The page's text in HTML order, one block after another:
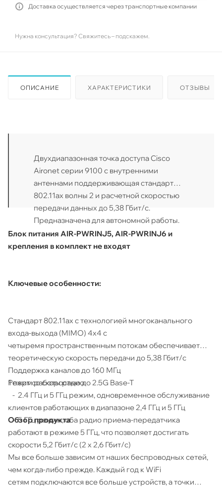
Доставка осуществляется через транспортные компании
Нужна консультация? Свяжитесь – подскажем.
ОПИСАНИЕ ХАРАКТЕРИСТИКИ ОТЗЫВЫ
Двухдиапазонная точка доступа Cisco
Aironet серии 9100 с внутренними
антеннами поддерживающая стандарт
802.11ax волны 2 и расчетной скоростью
передачи данных до 5,38 Гбит/с.
Предназначена для автономной работы.
Блок питания AIR-PWRINJ5, AIR-PWRINJ6 и
крепления в комплект не входят
Ключевые особенности:
Стандарт 802.11ax с технологией многоканального
входа-выхода (MIMO) 4x4 с
четыремя пространственным потокам обеспечивает
теоретическую скорость передачи до 5,38 Гбит/с
Поддержка каналов до 160 МГц
Режим работы радио:
- 2.4 ГГц и 5 ГГц режим, одновременное обслуживание
клиентов работающих в диапазоне 2,4 ГГц и 5 ГГц
- 5 ГГц режим, оба радио приема-передатчика
работают в режиме 5 ГГц, что позволяет достигать
скорости 5,2 Гбит/с (2 x 2,6 Гбит/с)
1 порт со скоростью до 2.5G Base-T
Обзор продукта
Мы все больше зависим от наших беспроводных сетей,
чем когда-либо прежде. Каждый год к WiFi
сетям подключаются все больше устройств, а точки